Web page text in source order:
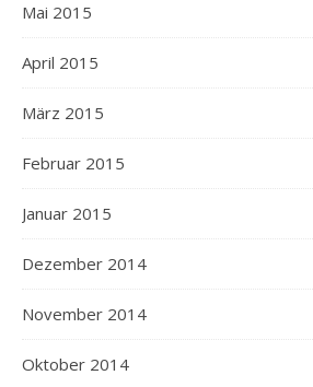
Mai 2015
April 2015
März 2015
Februar 2015
Januar 2015
Dezember 2014
November 2014
Oktober 2014